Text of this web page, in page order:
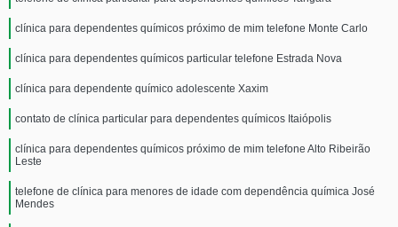
clínica para dependentes químicos próximo de mim telefone Monte Carlo
clínica para dependentes químicos particular telefone Estrada Nova
clínica para dependente químico adolescente Xaxim
contato de clínica particular para dependentes químicos Itaiópolis
clínica para dependentes químicos próximo de mim telefone Alto Ribeirão
Leste
telefone de clínica para menores de idade com dependência química José
Mendes